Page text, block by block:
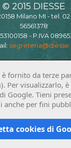
© 2015 DIESSE
Milano MI - tel.
56561378
- P.IVA
fornito da terze
Per visualizzarlo, è
Google. Tieni
anche per fini
cookies di